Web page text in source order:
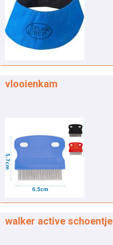
vlooienkam
walker active schoentje